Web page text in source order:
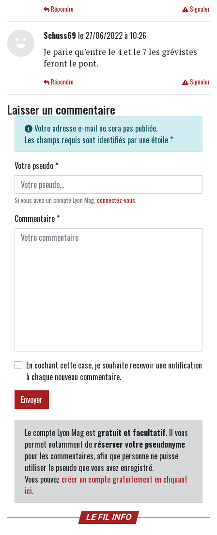
Signaler
Répondre
Schuss69 le 27/06/2022 à 10:26
Je parie qu'entre le 4 et le 7 les grévistes
feront le pont.
Signaler
Répondre
Laisser un commentaire
Votre adresse e-mail ne sera pas publiée.
Les champs requis sont identifiés par une étoile *
Votre pseudo*
Si vous avez un compte Lyon Mag, connectez-vous.
Commentaire*
En cochant cette case, je souhaite recevoir une notification
à chaque nouveau commentaire.
Le compte Lyon Mag est gratuit et facultatif. Il vous
permet notamment de réserver votre pseudonyme
pour les commentaires, afin que personne ne puisse
utiliser le pseudo que vous avez enregistré.
Vous pouvez créer un compte gratuitement en cliquant
ici.
LE FIL INFO